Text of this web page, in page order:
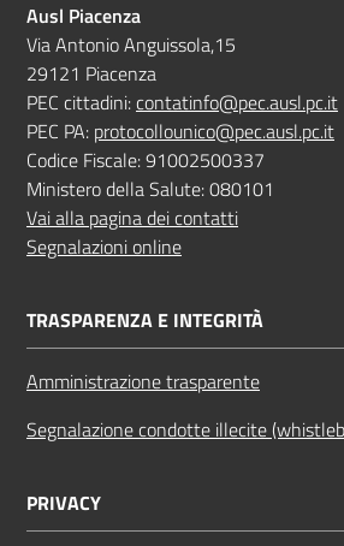
Ausl Piacenza
Via Antonio Anguissola,15
29121 Piacenza
PEC cittadini:contatinfo@pec.ausl.pc.it
PEC PA: protocollounico@pec.ausl.pc.it
Codice Fiscale: 91002500337
Ministero della Salute: 080101
Vai alla pagina dei contatti
Segnalazioni online
TRASPARENZA E INTEGRITÀ
Amministrazione trasparente
Segnalazione condotte illecite
PRIVACY